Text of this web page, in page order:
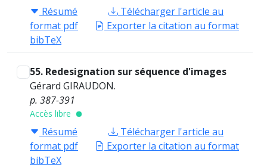
Résumé
Télécharger l'article au
format pdf
Exporter la citation au format
bibTeX
55. Redesignation sur séquence d'images
Gérard GIRAUDON.
p. 387-391
Accès libre
Résumé
Télécharger l'article au
format pdf
Exporter la citation au format
bibTeX